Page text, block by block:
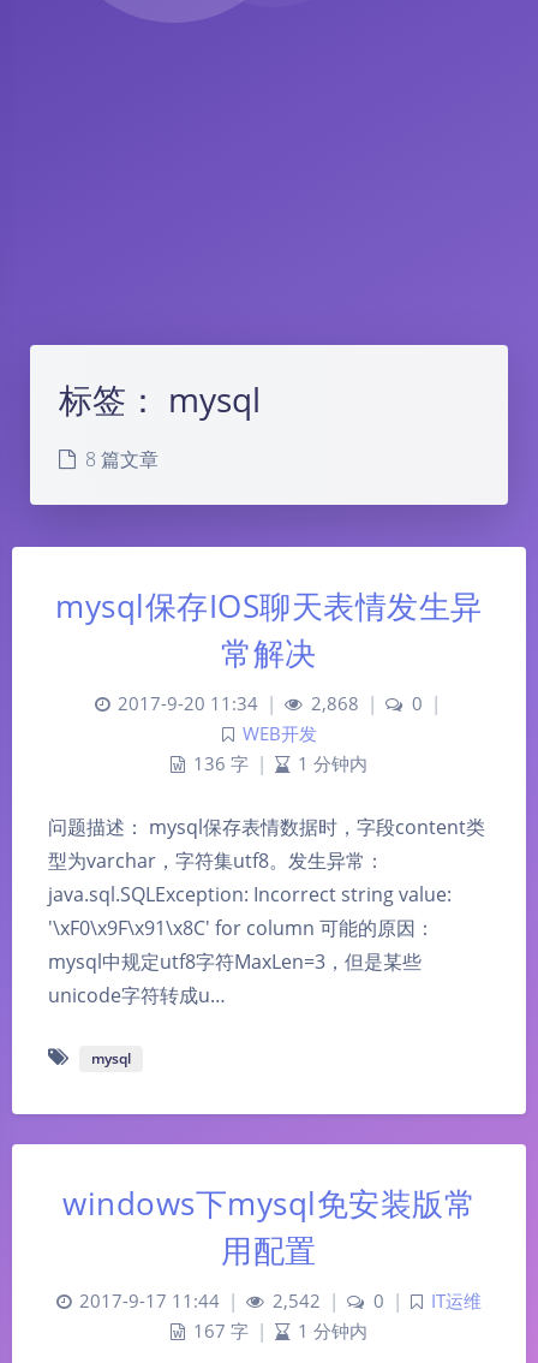
标签： mysql
8 篇文章
mysql保存IOS聊天表情发生异
常解决
2017-9-20 11:34 2,868 0
WEB开发
136 字
1 分钟内
问题描述： mysql保存表情数据时，字段content类
型为varchar，字符集utf8。发生异常：
java.sql.SQLException: Incorrect string value:
'\xF0\x9F\x91\x8C' for column 可能的原因：
mysql中规定utf8字符MaxLen=3，但是某些
unicode字符转成u…
mysql
windows下mysql免安装版常
用配置
2017-9-17 11:44 2,542 0
IT运维
167 字
1 分钟内